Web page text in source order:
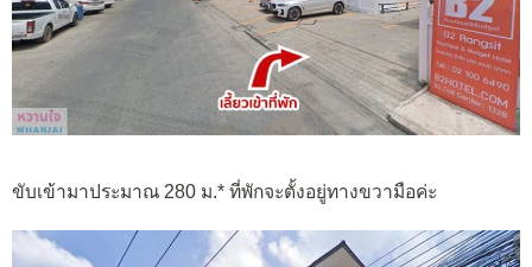
ขับเข้ามาประมาณ 280 ม.* ที่พักจะตั้งอยู่ทางขวามือค่ะ